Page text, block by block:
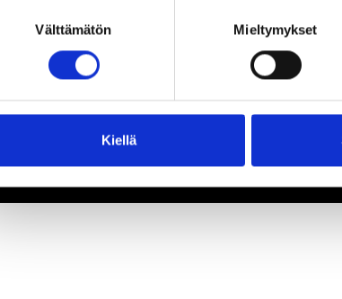
Välttämätön Mieltymykset
Kiellä